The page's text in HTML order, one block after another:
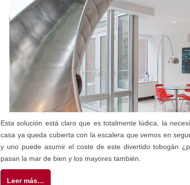
Esta solución está claro que es totalmente lúdica, la
casa ya queda cubierta con la escalera que vemos en
y uno puede asumir el coste de este divertido tobogán
pasan la mar de bien y los mayores también.
Leer más…